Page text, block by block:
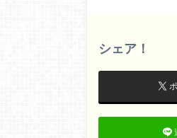
シェア！